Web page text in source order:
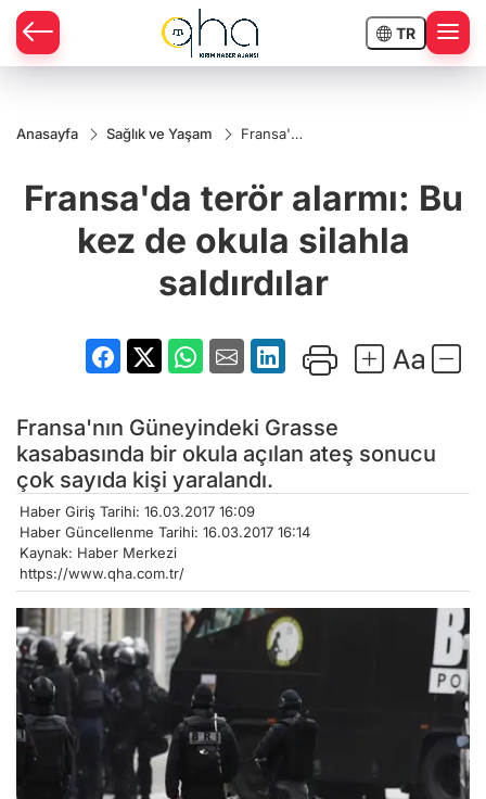
TR
Anasayfa Sağlık ve Yaşam
Fransa'da
kez de
okula
saldırdılar
Fransa'da terör alarmı: Bu
kez de okula silahla
saldırdılar
Fransa'nın Güneyindeki Grasse
kasabasında bir okula açılan ateş sonucu
çok sayıda kişi yaralandı.
Haber Giriş Tarihi: 16.03.2017 16:09
Haber Güncellenme Tarihi: 16.03.2017 16:14
Kaynak: Haber Merkezi
https://www.qha.com.tr/